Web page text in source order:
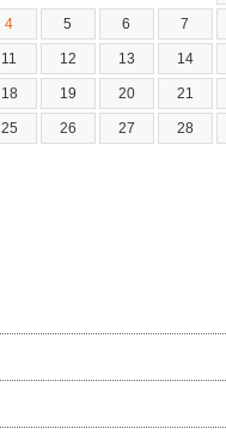
4 5 6 7
11 12 13 14
18 19 20 21
25 26 27 28